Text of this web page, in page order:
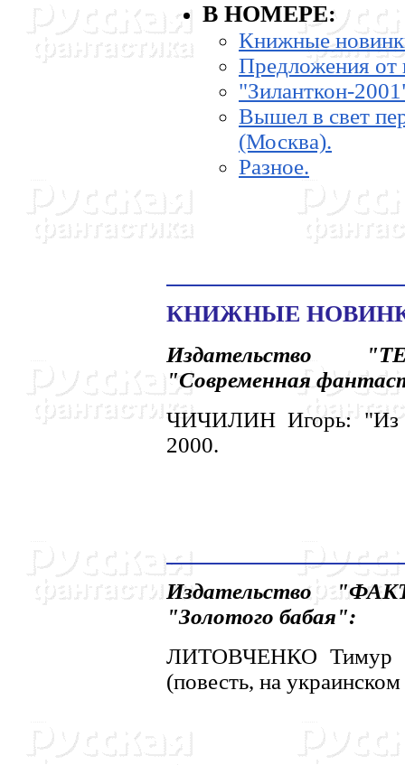
В НОМЕРЕ:
Книжные
Предложения от
"Зиланткон-
Вышел в свет
(Москва).
Разное.
КHИЖHЫЕ
Издательство
"Совpеменная
ЧИЧИЛИH Игорь: "Из
2000.
Издательство
"Золотого бабая":
ЛИТОВЧЕHКО Тимур
(повесть, на